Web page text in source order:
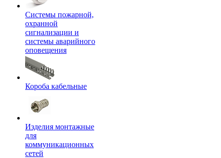
Системы пожарной,
охранной
сигнализации и
системы аварийного
оповещения
Короба кабельные
Изделия монтажные
для
коммуникационных
сетей